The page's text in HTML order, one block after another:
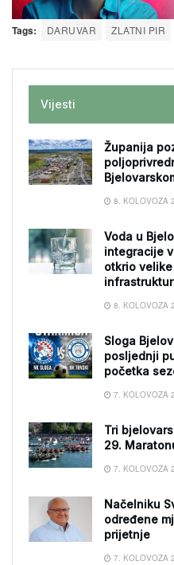
Tags: DARUVAR ZLATNI PIR
Vijesti
Županija
8. KOLOVOZA
Voda u
integracije
otkrio
8. KOLOVOZA
Sloga
posljednji
početka
7. KOLOVOZA
Tri
29.
7. KOLOVOZA
Načelniku
određene
prijetnje
7. KOLOVOZA